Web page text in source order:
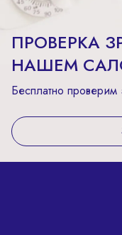
ПРОВЕРКА
НАШЕМ
Бесплатно